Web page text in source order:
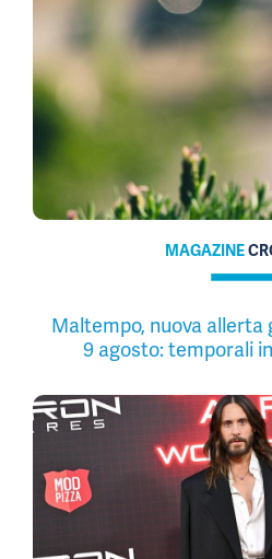
MAGAZINE
Maltempo, nuova allerta
9 agosto: temporali